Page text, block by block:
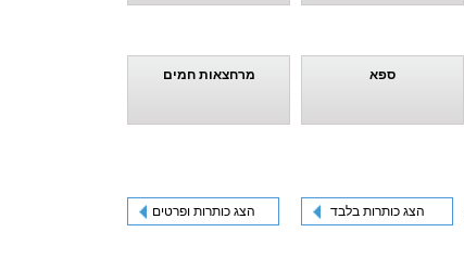
ספא מרחצאות חמים
הצג כותרות בלבד הצג כותרות ופרטים